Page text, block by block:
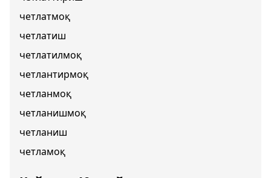
четлатмоқ
четлатиш
четлатилмоқ
четлантирмоқ
четланмоқ
четланишмоқ
четланиш
четламоқ